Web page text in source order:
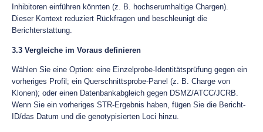
Inhibitoren einführen könnten (z. B. hochserumhaltige Chargen).
Dieser Kontext reduziert Rückfragen und beschleunigt die
Berichterstattung.
3.3 Vergleiche im Voraus definieren
Wählen Sie eine Option: eine Einzelprobe-Identitätsprüfung gegen ein
vorheriges Profil; ein Querschnittsprobe-Panel (z. B. Charge von
Klonen); oder einen Datenbankabgleich gegen DSMZ/ATCC/JCRB.
Wenn Sie ein vorheriges STR-Ergebnis haben, fügen Sie die Bericht-
ID/das Datum und die genotypisierten Loci hinzu.